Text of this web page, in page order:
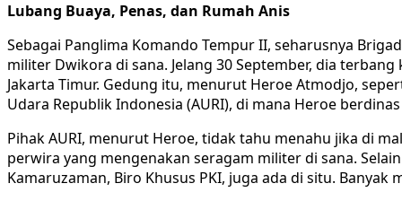
Lubang Buaya, Penas, dan Rumah Anis
Sebagai Panglima Komando Tempur II, seharusnya
militer Dwikora di sana. Jelang 30 September, dia
Jakarta Timur. Gedung itu, menurut Heroe Atmodjo,
Udara Republik Indonesia (AURI), di mana Heroe
Pihak AURI, menurut Heroe, tidak tahu menahu jika di
perwira yang mengenakan seragam militer di sana.
Kamaruzaman, Biro Khusus PKI, juga ada di situ.